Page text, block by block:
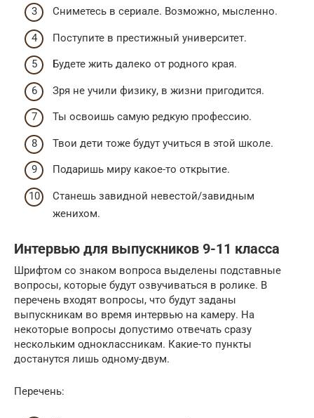
Сниметесь в сериале. Возможно, мысленно.
Поступите в престижный университет.
Будете жить далеко от родного края.
Зря не учили физику, в жизни пригодится.
Ты освоишь самую редкую профессию.
Твои дети тоже будут учиться в этой школе.
Подаришь миру какое-то открытие.
Станешь завидной невестой/завидным
женихом.
Интервью для выпускников 9-11 класса
Шрифтом со знаком вопроса выделены подставные
вопросы, которые будут озвучиваться в ролике. В
перечень входят вопросы, что будут заданы
выпускникам во время интервью на камеру. На
некоторые вопросы допустимо отвечать сразу
нескольким одноклассникам. Какие-то пункты
достанутся лишь одному-двум.
Перечень: